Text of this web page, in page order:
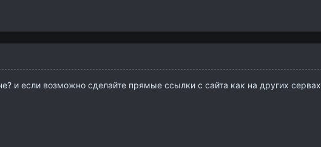
и если возможно сделайте прямые ссылки с сайта как на других сервах